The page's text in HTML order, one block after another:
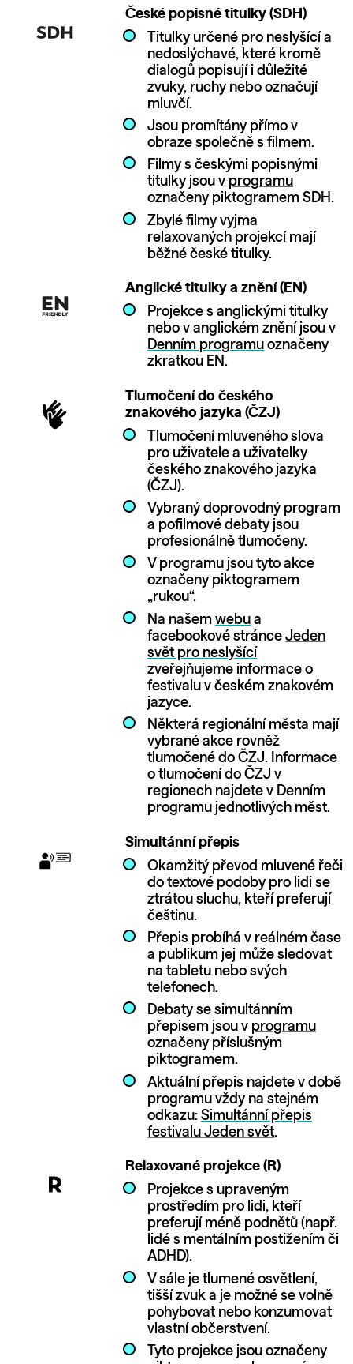
České popisné titulky (SDH)
Titulky určené pro neslyšící a
nedoslýchavé, které kromě
dialogů popisují i důležité
zvuky, ruchy nebo označují
mluvčí.
Jsou promítány přímo v
obraze společně s filmem.
Filmy s českými popisnými
titulky jsou v programu
označeny piktogramem SDH.
Zbylé filmy vyjma
relaxovaných projekcí mají
běžné české titulky.
Anglické titulky a znění (EN)
Projekce s anglickými titulky
nebo v anglickém znění jsou v
Denním programuoznačeny
zkratkou EN.
Tlumočení do českého
znakového jazyka (ČZJ)
Tlumočení mluveného slova
pro uživatele a uživatelky
českého znakového jazyka
(ČZJ).
Vybraný doprovodný program
a pofilmové debaty jsou
profesionálně tlumočeny.
V programujsou tyto akce
označeny piktogramem
„rukou“.
Na našem webua
facebookové stránce Jeden
svět pro neslyšící
zveřejňujeme informace o
festivalu v českém znakovém
jazyce.
Některá regionální města mají
vybrané akce rovněž
tlumočené do ČZJ. Informace
o tlumočení do ČZJ v
regionech najdete v Denním
programu jednotlivých měst.
Simultánní přepis
Okamžitý převod mluvené řeči
do textové podoby pro lidi se
ztrátou sluchu, kteří preferují
češtinu.
Přepis probíhá v reálném čase
a publikum jej může sledovat
na tabletu nebo svých
telefonech.
Debaty se simultánním
přepisem jsou v programu
označeny příslušným
piktogramem.
Aktuální přepis najdete v době
programu vždy na stejném
odkazu: Simultánní přepis
festivalu Jeden svět.
Relaxované projekce (R)
Projekce s upraveným
prostředím pro lidi, kteří
preferují méně podnětů (např.
lidé s mentálním postižením či
ADHD).
V sále je tlumené osvětlení,
tišší zvuk a je možné se volně
pohybovat nebo konzumovat
vlastní občerstvení.
Tyto projekce jsou označeny